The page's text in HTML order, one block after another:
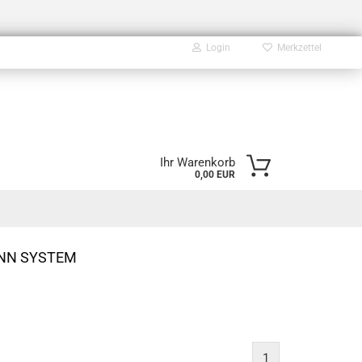
Login Merkzettel
Ihr Warenkorb
0,00 EUR
SYSTEM
1